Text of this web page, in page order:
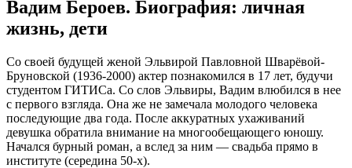
Вадим Бероев. Биография: личная
жизнь, дети
Со своей будущей женой Эльвирой Павловной Шварёвой-
Бруновской (1936-2000) актер познакомился в 17 лет, будучи
студентом ГИТИСа. Со слов Эльвиры, Вадим влюбился в нее
с первого взгляда. Она же не замечала молодого человека
последующие два года. После аккуратных ухаживаний
девушка обратила внимание на многообещающего юношу.
Начался бурный роман, а вслед за ним — свадьба прямо в
институте (середина 50-х).